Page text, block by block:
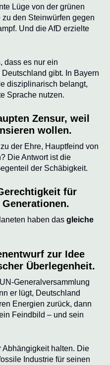
Lüge von der grünen
den Steinwürfen gegen
Und die AfD erzielte
dass es nur ein
gibt. In Bayern
disziplinarisch belangt,
Sprache nutzen.
Zensur, weil
wollen.
der Ehre, Hauptfeind von
Die Antwort ist die
der Schäbigkeit.
für
haben dasgleiche
zur Idee
Überlegenheit.
Generalversammlung
er lügt, Deutschland
Energien zurück, dann
Feindbild – und sein
Abhängigkeit halten. Die
Industrie für seinen